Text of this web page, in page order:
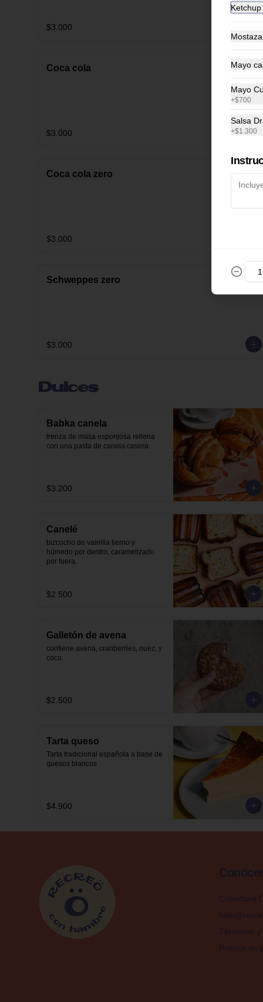
$3.000
Coca cola
$3.000
Coca cola zero
$3.000
Schweppes zero
$3.000
Dulces
Babka canela
trenza de masa esponjosa rellena
con una pasta de canela casera
$3.200
Canelé
bizcocho de vainilla tierno y
húmedo por dentro, caramelizado
por fuera.
$2.500
Galletón de avena
contiene avena, cranberries, nuez, y
coco.
$2.500
Tarta queso
Tarta tradicional española a base de
quesos blancos
$4.900
Cobertura
Términos y
Política de
Ketchup
Mostaza
Mayo
Mayo
+$700
Salsa
+$1.300